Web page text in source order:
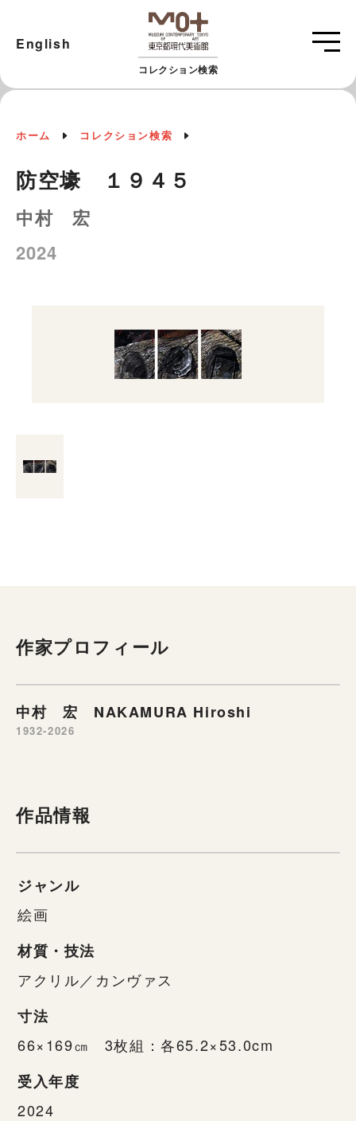
コレクション検索
English
ホーム コレクション検索
防空壕 １９４５
中村 宏
2024
作家プロフィール
中村 宏 NAKAMURA Hiroshi
1932-2026
作品情報
ジャンル
絵画
材質・技法
アクリル／カンヴァス
寸法
66×169㎝ 3枚組：各65.2×53.0cm
受入年度
2024